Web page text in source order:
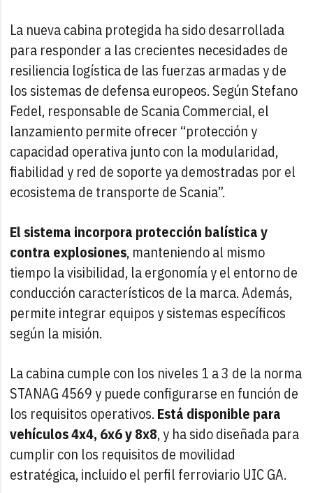
La nueva cabina protegida ha sido desarrollada
para responder a las crecientes necesidades de
resiliencia logística de las fuerzas armadas y de
los sistemas de defensa europeos. Según Stefano
Fedel, responsable de Scania Commercial, el
lanzamiento permite ofrecer “protección y
capacidad operativa junto con la modularidad,
fiabilidad y red de soporte ya demostradas por el
ecosistema de transporte de Scania”.
El sistema incorpora protección balística y
contra explosiones, manteniendo al mismo
tiempo la visibilidad, la ergonomía y el entorno de
conducción característicos de la marca. Además,
permite integrar equipos y sistemas específicos
según la misión.
La cabina cumple con los niveles 1 a 3 de la norma
STANAG 4569 y puede configurarse en función de
los requisitos operativos. Está disponible para
vehículos 4x4, 6x6 y 8x8, y ha sido diseñada para
cumplir con los requisitos de movilidad
estratégica, incluido el perfil ferroviario UIC GA.